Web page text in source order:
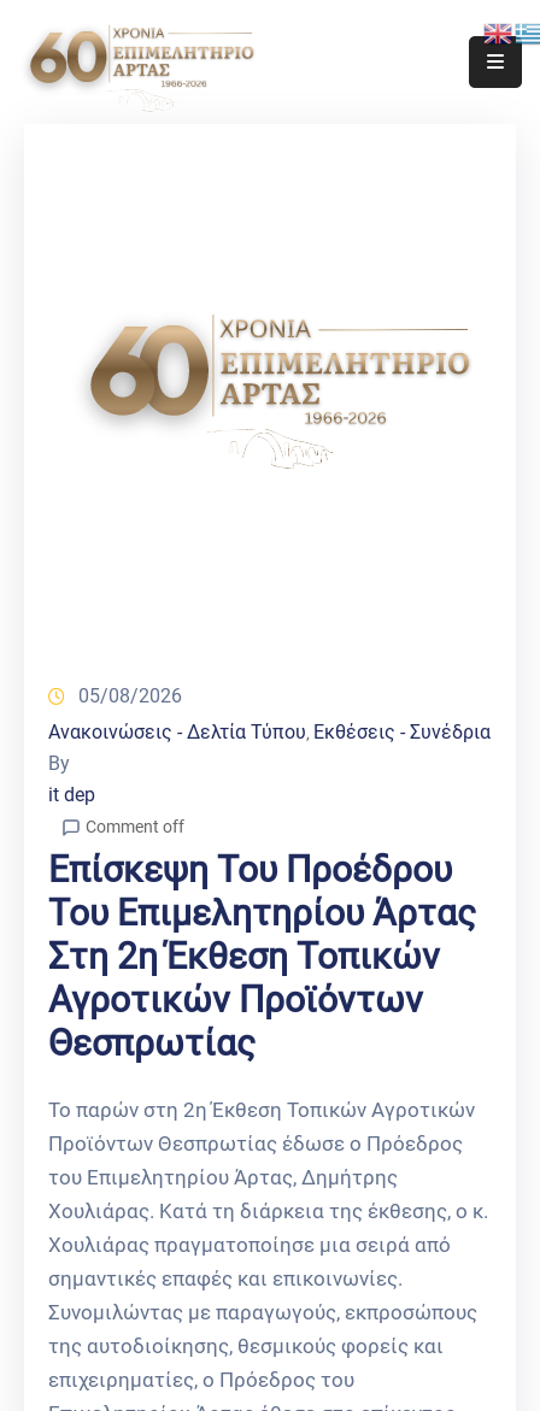
05/08/2026
Ανακοινώσεις - Δελτία Τύπου‚ Εκθέσεις - Συνέδρια
By
it dep
Comment off
Επίσκεψη Του Προέδρου
Του Επιμελητηρίου Άρτας
Στη 2η Έκθεση Τοπικών
Αγροτικών Προϊόντων
Θεσπρωτίας
Το παρών στη 2η Έκθεση Τοπικών Αγροτικών
Προϊόντων Θεσπρωτίας έδωσε ο Πρόεδρος
του Επιμελητηρίου Άρτας, Δημήτρης
Χουλιάρας. Κατά τη διάρκεια της έκθεσης, ο κ.
Χουλιάρας πραγματοποίησε μια σειρά από
σημαντικές επαφές και επικοινωνίες.
Συνομιλώντας με παραγωγούς, εκπροσώπους
της αυτοδιοίκησης, θεσμικούς φορείς και
επιχειρηματίες, ο Πρόεδρος του